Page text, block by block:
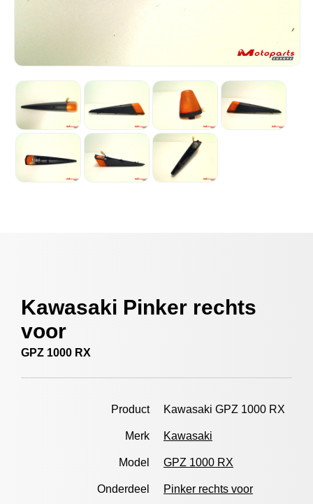
Kawasaki Pinker rechts
voor
GPZ 1000 RX
Product Kawasaki GPZ 1000 RX
Merk Kawasaki
Model GPZ 1000 RX
Onderdeel Pinker rechts voor